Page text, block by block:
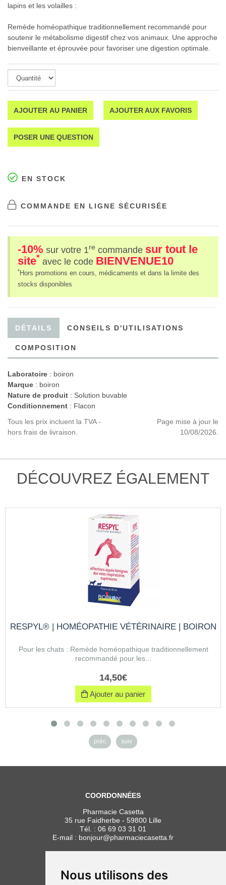
Nous utilisons des
lapins et les volailles :
Remède homéopathique traditionnellement recommandé pour
soutenir le métabolisme digestif chez vos animaux. Une approche
bienveillante et éprouvée pour favoriser une digestion optimale.
AJOUTER AU PANIER AJOUTER AUX FAVORIS
POSER UNE QUESTION
EN STOCK
COMMANDE EN LIGNE SÉCURISÉE
-10% sur votre 1re commande sur tout le
site* avec le code BIENVENUE10
*Hors promotions en cours, médicaments et dans la limite des
stocks disponibles
DÉTAILS CONSEILS D'UTILISATIONS
COMPOSITION
Laboratoire : boiron
Marque : boiron
Nature de produit : Solution buvable
Conditionnement : Flacon
Tous les prix incluent la TVA -
hors frais de livraison.
Page mise à jour le
10/08/2026.
DÉCOUVREZ ÉGALEMENT
RESPYL® | HOMÉOPATHIE VÉTÉRINAIRE | BOIRON
Pour les chats : Remède homéopathique traditionnellement
recommandé pour les...
14,50€
Ajouter au panier
préc suiv
COORDONNÉES
Pharmacie Casetta
35 rue Faidherbe - 59800 Lille
Tél. : 06 69 03 31 01
E-mail : bonjour@pharmaciecasetta.fr
HORAIRES
Lundi au vendredi : 8h30 à 19h30
Samedi : 9h00 à 19h30